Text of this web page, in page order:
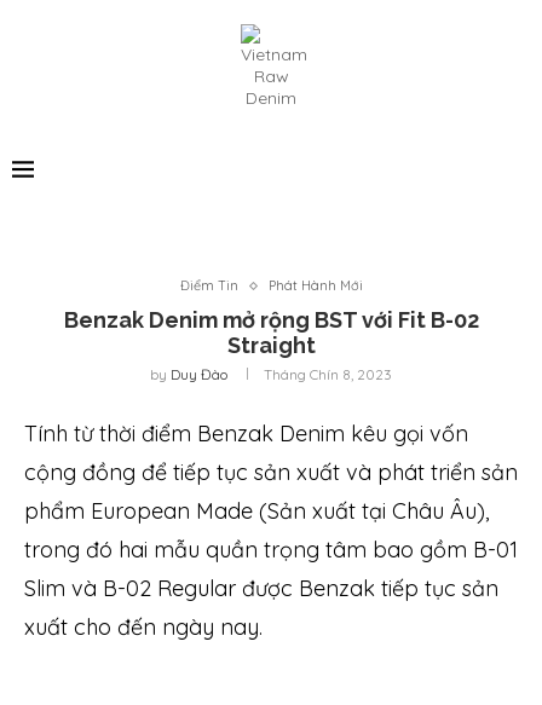
Điểm Tin Phát Hành Mới
Benzak Denim mở rộng BST với Fit B-02
Straight
by Duy Đào Tháng Chín 8, 2023
Tính từ thời điểm Benzak Denim kêu gọi vốn
cộng đồng để tiếp tục sản xuất và phát triển sản
phẩm European Made (Sản xuất tại Châu Âu),
trong đó hai mẫu quần trọng tâm bao gồm B-01
Slim và B-02 Regular được Benzak tiếp tục sản
xuất cho đến ngày nay.